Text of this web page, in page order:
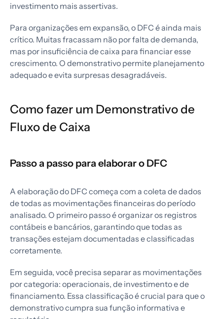
investimento mais assertivas.
Para organizações em expansão, o DFC é ainda mais
crítico. Muitas fracassam não por falta de demanda,
mas por insuficiência de caixa para financiar esse
crescimento. O demonstrativo permite planejamento
adequado e evita surpresas desagradáveis.
Como fazer um Demonstrativo de
Fluxo de Caixa
Passo a passo para elaborar o DFC
A elaboração do DFC começa com a coleta de dados
de todas as movimentações financeiras do período
analisado. O primeiro passo é organizar os registros
contábeis e bancários, garantindo que todas as
transações estejam documentadas e classificadas
corretamente.
Em seguida, você precisa separar as movimentações
por categoria: operacionais, de investimento e de
financiamento. Essa classificação é crucial para que o
demonstrativo cumpra sua função informativa e